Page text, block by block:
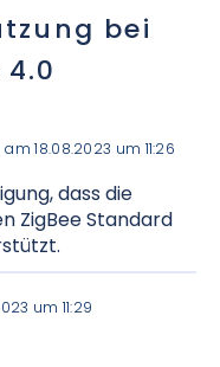
bei
am 18.08.2023 um 11:26
dass die
ZigBee Standard
um 11:29